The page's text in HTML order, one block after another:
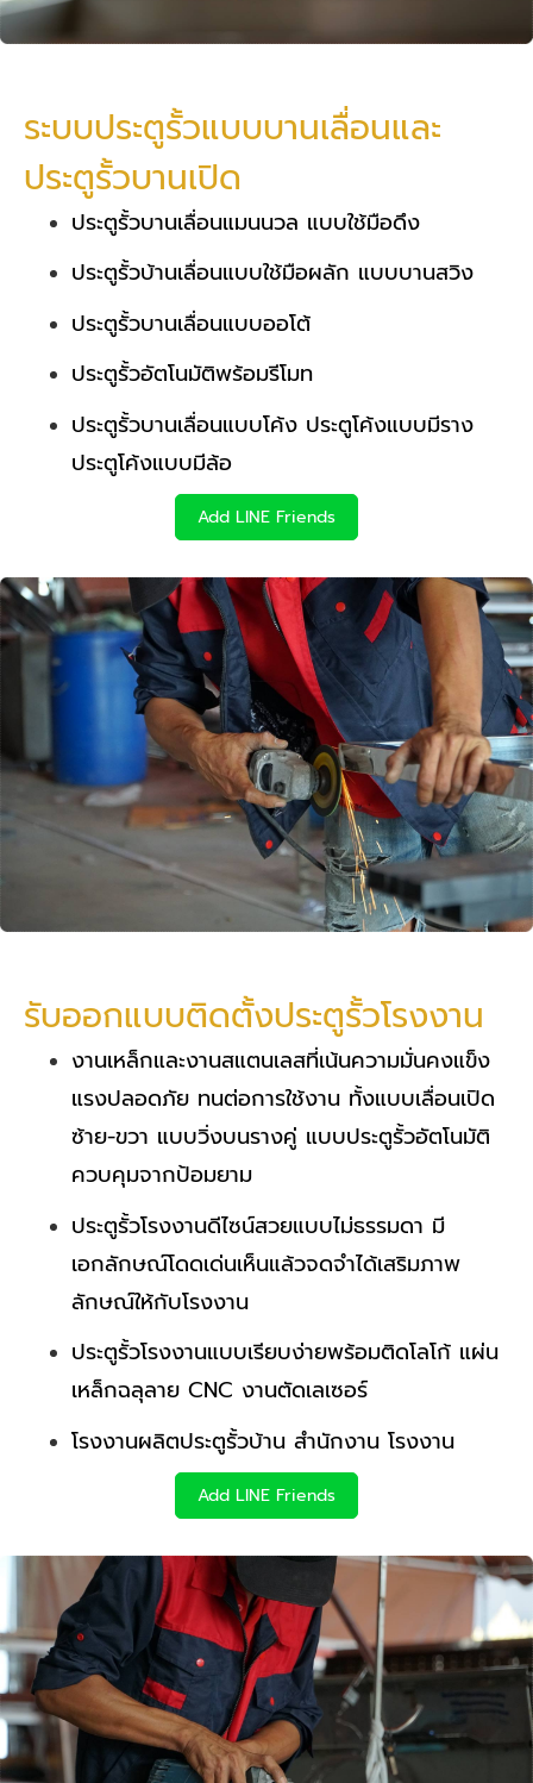
ระบบประตูรั้วแบบบานเลื่อนและ
ประตูรั้วบานเปิด
ประตูรั้วบานเลื่อนแมนนวล แบบใช้มือดึง
ประตูรั้วบ้านเลื่อนแบบใช้มือผลัก แบบบานสวิง
ประตูรั้วบานเลื่อนแบบออโต้
ประตูรั้วอัตโนมัติพร้อมรีโมท
ประตูรั้วบานเลื่อนแบบโค้ง ประตูโค้งแบบมีราง
ประตูโค้งแบบมีล้อ
Add LINE Friends
รับออกแบบติดตั้งประตูรั้วโรงงาน
งานเหล็กและงานสแตนเลสที่เน้นความมั่นคงแข็ง
แรงปลอดภัย ทนต่อการใช้งาน ทั้งแบบเลื่อนเปิด
ซ้าย-ขวา แบบวิ่งบนรางคู่ แบบประตูรั้วอัตโนมัติ
ควบคุมจากป้อมยาม
ประตูรั้วโรงงานดีไซน์สวยแบบไม่ธรรมดา มี
เอกลักษณ์โดดเด่นเห็นแล้วจดจำได้เสริมภาพ
ลักษณ์ให้กับโรงงาน
ประตูรั้วโรงงานแบบเรียบง่ายพร้อมติดโลโก้ แผ่น
เหล็กฉลุลาย CNC งานตัดเลเซอร์
โรงงานผลิตประตูรั้วบ้าน สำนักงาน โรงงาน
Add LINE Friends